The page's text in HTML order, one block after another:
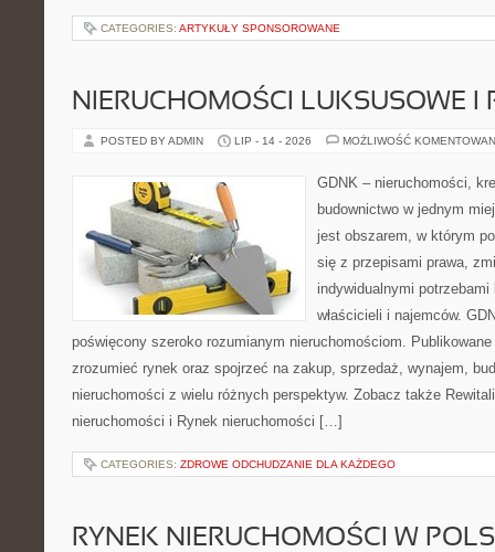
CATEGORIES: ARTYKUŁY SPONSOROWANE
NIERUCHOMOŚCI LUKSUSOWE I
POSTED BY ADMIN LIP - 14 - 2026 MOŻLIWOŚĆ
GDNK – nieruchomości,
budownictwo w jednym
jest obszarem, w którym
się z przepisami prawa,
indywidualnymi
właścicieli i najemców.
poświęcony szeroko rozumianym nieruchomościom. Publikowane
zrozumieć rynek oraz spojrzeć na zakup, sprzedaż, wynajem,
nieruchomości z wielu różnych perspektyw. Zobacz także
nieruchomości i Rynek nieruchomości […]
CATEGORIES: ZDROWE ODCHUDZANIE DLA KAŻDEGO
RYNEK NIERUCHOMOŚCI W